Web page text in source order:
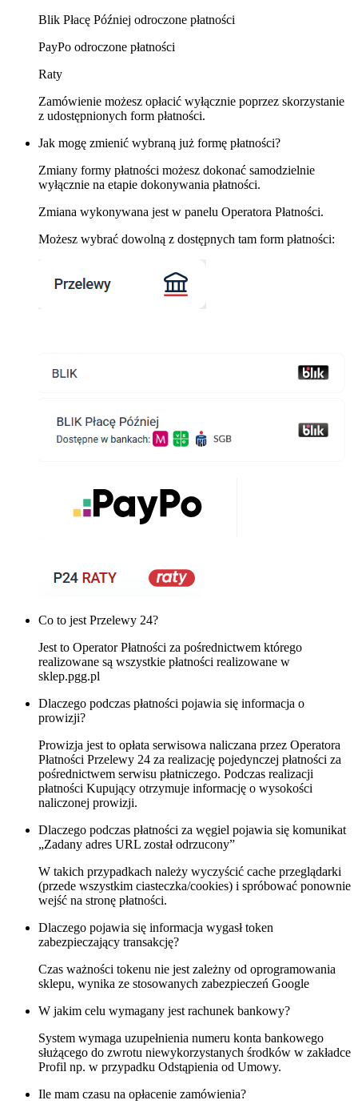
Blik Płacę Później odroczone płatności
PayPo odroczone płatności
Raty
Zamówienie możesz opłacić wyłącznie poprzez skorzystanie
z udostępnionych form płatności.
Jak mogę zmienić wybraną już formę płatności?
Zmiany formy płatności możesz dokonać samodzielnie
wyłącznie na etapie dokonywania płatności.
Zmiana wykonywana jest w panelu Operatora Płatności.
Możesz wybrać dowolną z dostępnych tam form płatności:
Co to jest Przelewy 24?
Jest to Operator Płatności za pośrednictwem którego
realizowane są wszystkie płatności realizowane w
sklep.pgg.pl
Dlaczego podczas płatności pojawia się informacja o
prowizji?
Prowizja jest to opłata serwisowa naliczana przez Operatora
Płatności Przelewy 24 za realizację pojedynczej płatności za
pośrednictwem serwisu płatniczego. Podczas realizacji
płatności Kupujący otrzymuje informację o wysokości
naliczonej prowizji.
Dlaczego podczas płatności za węgiel pojawia się komunikat
„Zadany adres URL został odrzucony”
W takich przypadkach należy wyczyścić cache przeglądarki
(przede wszystkim ciasteczka/cookies) i spróbować ponownie
wejść na stronę płatności.
Dlaczego pojawia się informacja wygasł token
zabezpieczający transakcję?
Czas ważności tokenu nie jest zależny od oprogramowania
sklepu, wynika ze stosowanych zabezpieczeń Google
W jakim celu wymagany jest rachunek bankowy?
System wymaga uzupełnienia numeru konta bankowego
służącego do zwrotu niewykorzystanych środków w zakładce
Profil np. w przypadku Odstąpienia od Umowy.
Ile mam czasu na opłacenie zamówienia?